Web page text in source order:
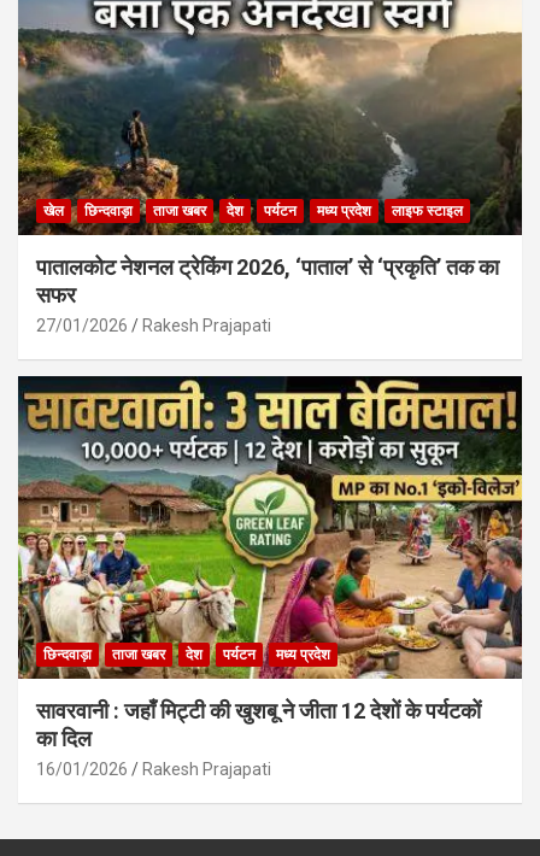
खेल छिन्दवाड़ा ताजा खबर देश पर्यटन मध्य प्रदेश लाइफ स्टाइल
पातालकोट नेशनल ट्रेकिंग 2026, ‘पाताल’ से ‘प्रकृति’ तक का
सफर
27/01/2026 Rakesh Prajapati
छिन्दवाड़ा ताजा खबर देश पर्यटन मध्य प्रदेश
सावरवानी : जहाँ मिट्टी की खुशबू ने जीता 12 देशों के पर्यटकों
का दिल
16/01/2026 Rakesh Prajapati